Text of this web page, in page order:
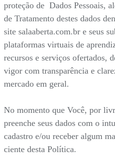
proteção de Dados Pessoais,
de Tratamento destes dados
site salaaberta.com.br e seus
plataformas virtuais de
recursos e serviços ofertados,
vigor com transparência e
mercado em geral.
No momento que Você, por
preenche seus dados com o
cadastro e/ou receber algum
ciente desta Política.